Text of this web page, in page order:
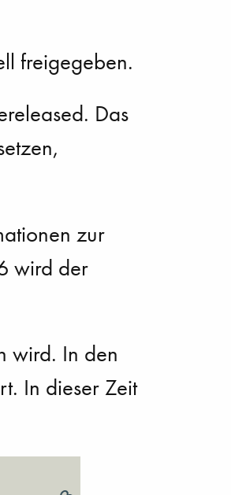
freigegeben.
Das
zur
wird der
wird. In den
In dieser Zeit